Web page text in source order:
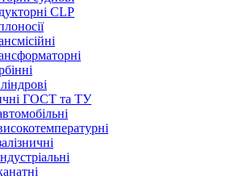
CLP
ГОСТ та ТУ